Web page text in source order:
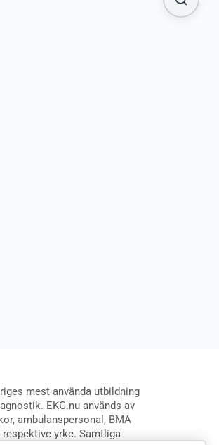
mest använda utbildning
EKG.nu används av
ambulanspersonal, BMA
yrke. Samtliga